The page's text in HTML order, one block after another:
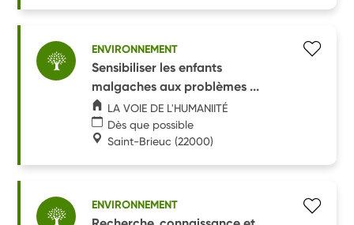
ENVIRONNEMENT
Sensibiliser les enfants
malgaches aux problèmes ...
LA VOIE DE L'HUMANIITÉ
Dès que possible
Saint-Brieuc (22000)
ENVIRONNEMENT